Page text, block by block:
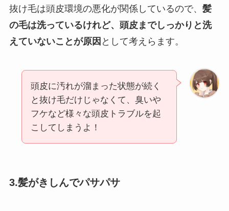
抜け毛は頭皮環境の悪化が関係しているので、 髪
の毛は洗っているけれど、頭皮までしっかりと洗
えていないことが原因 として考えらます。
頭皮に汚れが溜まった状態が続く
と抜け毛だけじゃなくて、臭いや
フケなど様々な頭皮トラブルを起
こしてしまうよ！
3.髪がきしんでパサパサ